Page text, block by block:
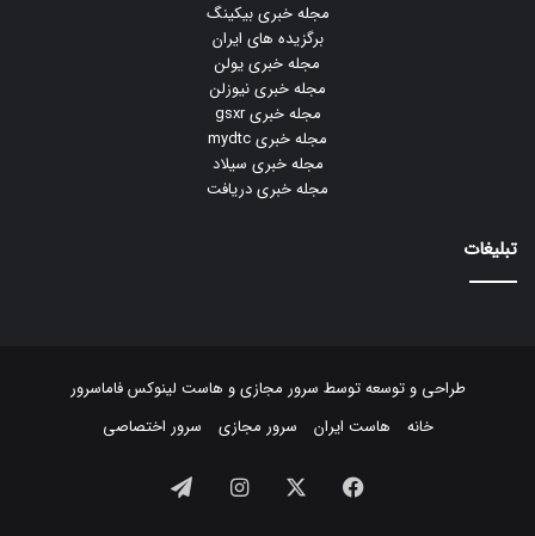
مجله خبری بیکینگ
برگزیده های ایران
مجله خبری یولن
مجله خبری نیوزلن
مجله خبری gsxr
مجله خبری mydtc
مجله خبری سیلاد
مجله خبری دریافت
تبلیغات
طراحی و توسعه توسط سرور مجازیو هاست لینوکسفاماسرور
خانه
هاست ایران سرور مجازی سرور اختصاصی
فیسبوک ایکس اینستاگرام